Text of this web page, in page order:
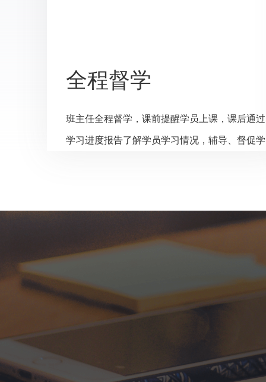
全程督学
班主任全程督学，课前提醒学员上课，课后通过
学习进度报告了解学员学习情况，辅导、督促学